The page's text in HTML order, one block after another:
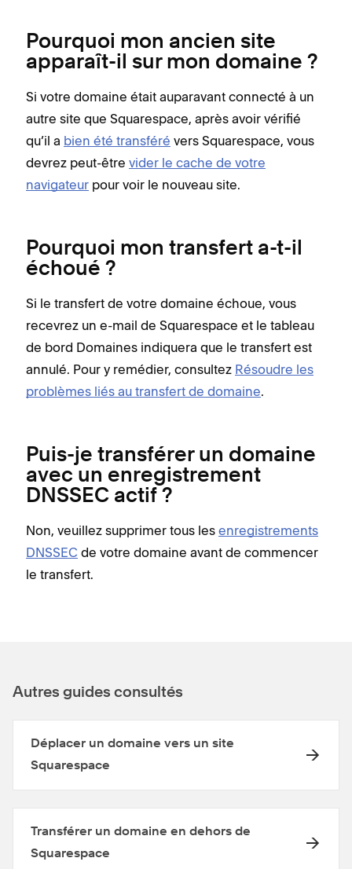
Pourquoi mon ancien site
apparaît-il sur mon domaine ?
Si votre domaine était auparavant connecté à un
autre site que Squarespace, après avoir vérifié
qu’il a bien été transféré vers Squarespace, vous
devrez peut-être vider le cache de votre
navigateur pour voir le nouveau site.
Pourquoi mon transfert a-t-il
échoué ?
Si le transfert de votre domaine échoue, vous
recevrez un e-mail de Squarespace et le tableau
de bord Domaines indiquera que le transfert est
annulé. Pour y remédier, consultez Résoudre les
problèmes liés au transfert de domaine.
Puis-je transférer un domaine
avec un enregistrement
DNSSEC actif ?
Non, veuillez supprimer tous les enregistrements
DNSSEC de votre domaine avant de commencer
le transfert.
Autres guides consultés
Déplacer un domaine vers un site
Squarespace
Transférer un domaine en dehors de
Squarespace